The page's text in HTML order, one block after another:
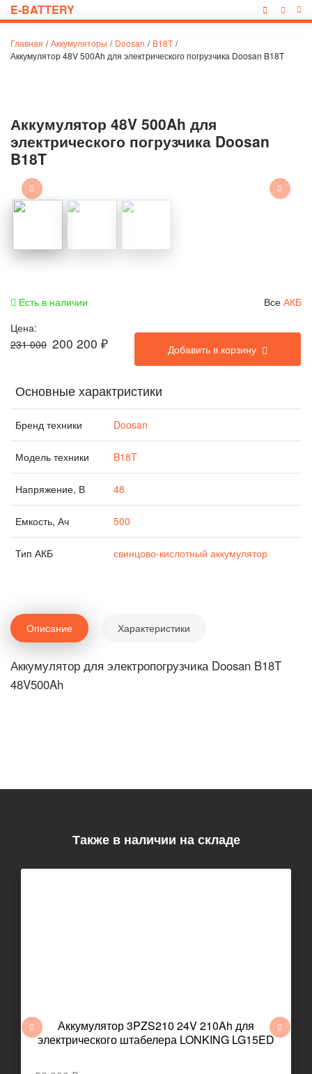
E-BATTERY
Главная / Аккумуляторы / Doosan / B18T /
Аккумулятор 48V 500Ah для электрического погрузчика Doosan B18T
Аккумулятор 48V 500Ah для
электрического погрузчика Doosan
B18T
Есть в наличии Все АКБ
Цена:
231 000 200 200 ₽ Добавить в корзину
Основные характристики
Бренд техники Doosan
Модель техники B18T
Напряжение, В 48
Емкость, Ач 500
Тип АКБ свинцово-кислотный аккумулятор
Описание Характеристики
Аккумулятор для электропогрузчика Doosan B18T
48V500Ah
Также в наличии на складе
Аккумулятор 3PZS210 24V 210Ah для
электрического штабелера LONKING LG15ED